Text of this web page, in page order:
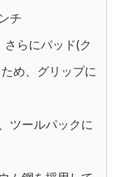
チ
さらにパッド(ク
め、グリップに
ツールパックに